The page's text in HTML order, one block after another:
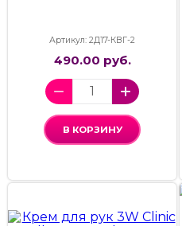
Артикул: 2Д17-КВГ-2
490.00 руб.
В КОРЗИНУ